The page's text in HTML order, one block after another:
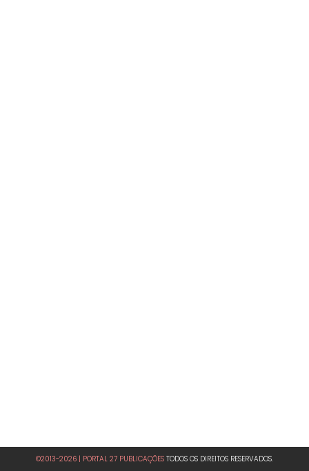
©2013-2026 | PORTAL 27 PUBLICAÇÕES TODOS OS DIREITOS RESERVADOS.